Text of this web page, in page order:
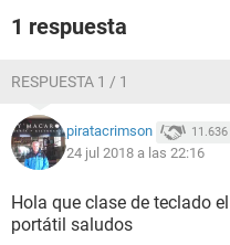
1 respuesta
RESPUESTA 1 / 1
piratacrimson 11.636
24 jul 2018 a las 22:16
Hola que clase de teclado
portátil saludos